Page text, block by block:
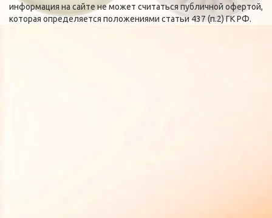
информация на сайте не может считаться публичной офертой,
которая определяется положениями статьи 437 (п.2) ГК РФ.